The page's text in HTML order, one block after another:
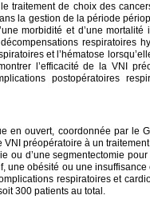
traitement de choix des
la gestion de la période
morbidité et d’une
respiratoires
et l’hématose
l’efficacité de la VNI
postopératoires
en ouvert, coordonnée par le
préopératoire à un
ou d’une segmentectomie
une obésité ou une
respiratoires et
300 patients au total.